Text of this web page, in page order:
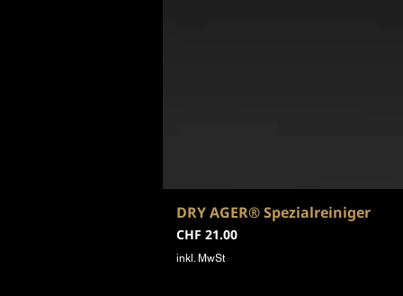
DRY AGER® Spezialreiniger
Preis
CHF 21.00
inkl. MwSt